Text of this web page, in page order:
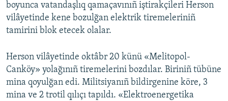
boyunca vatandaşlıq qamaçavınıñ iştirakçileri Herson
vilâyetinde kene bozulğan elektrik tiremeleriniñ
tamirini blok etecek olalar.
Herson vilâyetinde oktâbr 20 künü «Melitopol-
Canköy» yolağınıñ tiremelerini bozdılar. Biriniñ tübüne
mina qoyulğan edi. Militsiyanıñ bildirgenine köre, 3
mina ve 2 trotil qılıçı tapıldı. «Elektroenergetika